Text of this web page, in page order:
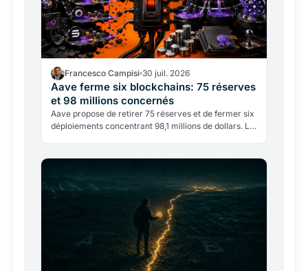
Francesco Campisi 30 juil. 2026
Aave ferme six blockchains: 75 réserves
et 98 millions concernés
Aave propose de retirer 75 réserves et de fermer six
déploiements concentrant 98,1 millions de dollars. Le